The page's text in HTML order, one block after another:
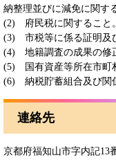
納整理並びに減免に関す
(2) 府民税に関すること。
(3) 市税等に係る証明及
(4) 地籍調査の成果の修
(5) 国有資産等所在市町
(6) 納税貯蓄組合及び関
連絡先
京都府福知山市字内記